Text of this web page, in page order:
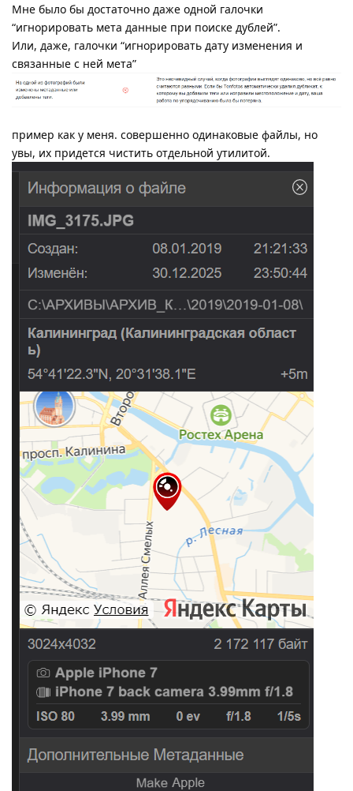
Мне было бы достаточно даже одной галочки
“игнорировать мета данные при поиске дублей”.
Или, даже, галочки “игнорировать дату изменения и
связанные с ней мета”
пример как у меня. совершенно одинаковые файлы, но
увы, их придется чистить отдельной утилитой.